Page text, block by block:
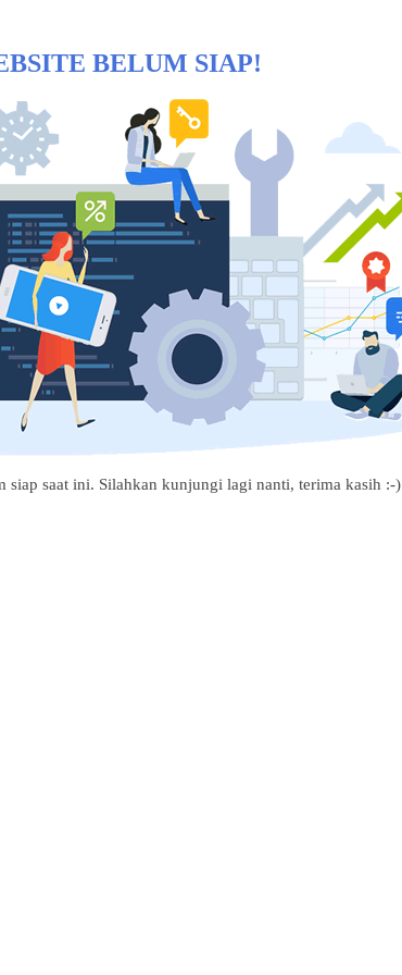
BELUM SIAP!
siap saat ini. Silahkan kunjungi lagi nanti, terima kasih :-)